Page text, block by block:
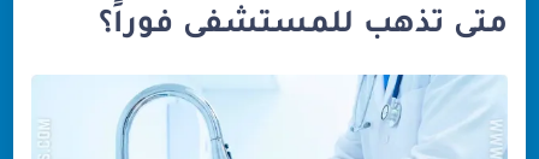
متى تذهب للمستشفى فوراً؟